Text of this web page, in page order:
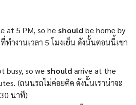
at 5 PM, so he should be home by
ทำงานเวลา 5 โมงเย็น ดังนั้นตอนนี้เขา
busy, so we should arrive at the
(ถนนรถไม่ค่อยติด ดังนั้นเราน่าจะ
นาที)